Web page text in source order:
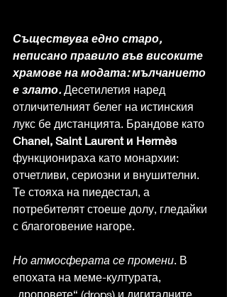
Съществува едно старо,
неписано правило във високите
храмове на модата: мълчанието
е злато. Десетилетия наред
отличителният белег на истинския
лукс бе дистанцията. Брандове като
Chanel, Saint Laurent и Hermès
функционираха като монархии:
отчетливи, сериозни и внушителни.
Те стояха на пиедестал, а
потребителят стоеше долу, гледайки
с благоговение нагоре.
Но атмосферата се промени. В
епохата на меме-културата,
„дроповете“ (drops) и дигиталните